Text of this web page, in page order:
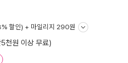
할인) + 마일리지 290원
천원 이상 무료)